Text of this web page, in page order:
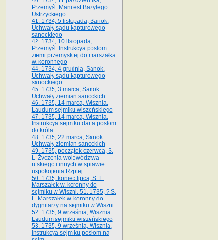
Przemyśl. Manifest Bazylego
Ustrzyckiego
41. 1734, 5 listopada, Sanok.
Uchwały sądu kapturowego
sanockiego
42. 1734, 10 listopada,
Przemyśl. Instrukcya posłom
ziemi przemyskiej do marszałka
w. koronnego
44. 1734, 4 grudnia, Sanok.
Uchwały sądu kapturowego
sanockiego
45. 1735, 3 marca, Sanok.
Uchwały ziemian sanockich
46. 1735, 14 marca, Wisznia.
Laudum sejmiku wiszeńskiego
47. 1735, 14 marca, Wisznia.
Instrukcya sejmiku dana posłom
do króla
48. 1735, 22 marca, Sanok.
Uchwały ziemian sanockich
49. 1735, początek czerwca, S.
L. Życzenia województwa
ruskiego i innych w sprawie
uspokojenia Rzptej
50. 1735, koniec lipca, S. L.
Marszałek w. koronny do
sejmiku w Wiszni. 51. 1735, ? S.
L. Marszałek w. koronny do
dygnitarzy na sejmiku w Wiszni
52. 1735, 9 września, Wisznia.
Laudum sejmiku wiszeńskiego
53. 1735, 9 września, Wisznia.
Instrukcya sejmiku posłom na